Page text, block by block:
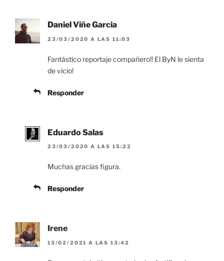
Daniel Viñe Garcia
23/03/2020 A LAS 11:03
Fantástico reportaje compañero!! El ByN le sienta
de vicio!
Responder
Eduardo Salas
23/03/2020 A LAS 15:22
Muchas gracias figura.
Responder
Irene
13/02/2021 A LAS 13:42